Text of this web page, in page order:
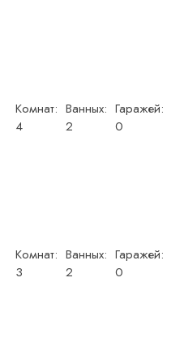
Комнат:
4
Ванных:
2
Гаражей:
0
Комнат:
3
Ванных:
2
Гаражей:
0